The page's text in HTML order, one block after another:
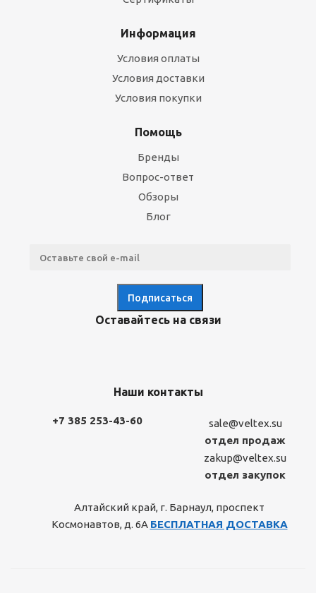
Информация
Условия оплаты
Условия доставки
Условия покупки
Помощь
Бренды
Вопрос-ответ
Обзоры
Блог
Оставайтесь на связи
Наши контакты
+7 385 253-43-60
sale@veltex.su
отдел продаж
zakup@veltex.su
отдел закупок
Алтайский край, г. Барнаул, проспект
Космонавтов, д. 6А БЕСПЛАТНАЯ ДОСТАВКА